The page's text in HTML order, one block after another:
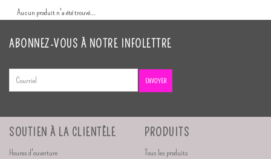
Aucun produit n'a été trouvé...
ABONNEZ-VOUS À NOTRE INFOLETTRE
ENVOYER
SOUTIEN À LA CLIENTÈLE
Heures d'ouverture
PRODUITS
Tous les produits